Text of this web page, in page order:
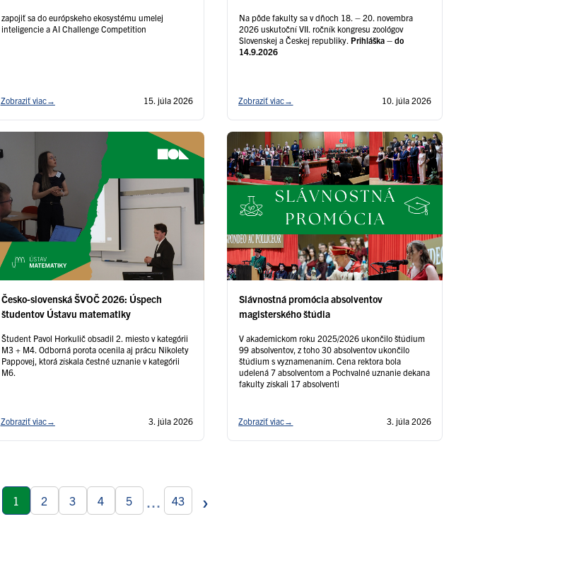
zapojiť sa do európskeho ekosystému umelej
inteligencie a AI Challenge Competition
Zobraziť viac→ 15. júla 2026
Na pôde fakulty sa v dňoch 18. – 20. novembra
2026 uskutoční VII. ročník kongresu zoológov
Slovenskej a Českej republiky. Prihláška – do
14.9.2026
Zobraziť viac→ 10. júla 2026
Česko-slovenská ŠVOČ 2026: Úspech
študentov Ústavu matematiky
Študent Pavol Horkulič obsadil 2. miesto v kategórii
M3 + M4. Odborná porota ocenila aj prácu Nikolety
Pappovej, ktorá získala čestné uznanie v kategórii
M6.
Zobraziť viac→ 3. júla 2026
Slávnostná promócia absolventov
magisterského štúdia
V akademickom roku 2025/2026 ukončilo štúdium
99 absolventov, z toho 30 absolventov ukončilo
štúdium s vyznamenaním. Cena rektora bola
udelená 7 absolventom a Pochvalné uznanie dekana
fakulty získali 17 absolventi
Zobraziť viac→ 3. júla 2026
1 2 3 4 5 ... 43 ›